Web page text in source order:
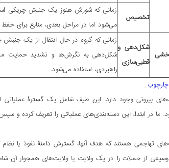
تخصیص
زمانی که شورش هنوز یک جنبش چریکی
می‌شود اما در مراحل بعدی، منابع برای
شکلدهی و
قطبیسازی
زمانی که گروه در حال انتقال از یک
شکل‌دهی به نگرش‌ها و تشدید حمایت
راهبردی، استفاده می‌شود.
چارچوب
بیرونی وجود دارد. این طیف شامل یک گسترۀ‌ عملیاتی
در ابتدا، این دسته‌بندی‌های عملیاتی را تعریف کرده و سپس
تهاجمی هستند که هدف آنها، گسترش دامنۀ نفوذ یا
از حملات را در یک ولایت یا ولایت‌های همجوار آن